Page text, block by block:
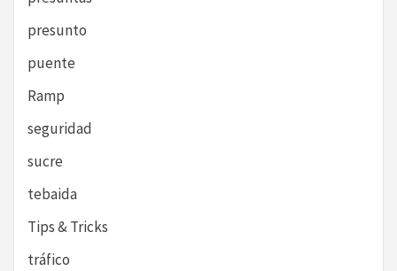
presunto
puente
Ramp
seguridad
sucre
tebaida
Tips & Tricks
tráfico